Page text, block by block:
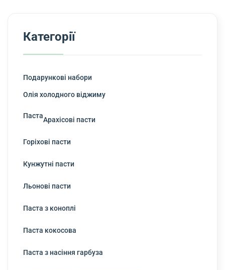
Категорії
Подарункові набори
Олія холодного віджиму
ПастаАрахісові пасти
Горіхові пасти
Кунжутні пасти
Льонові пасти
Паста з коноплі
Паста кокосова
Паста з насіння гарбуза